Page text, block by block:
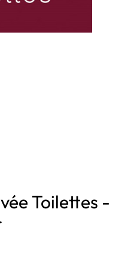
Toilettes -